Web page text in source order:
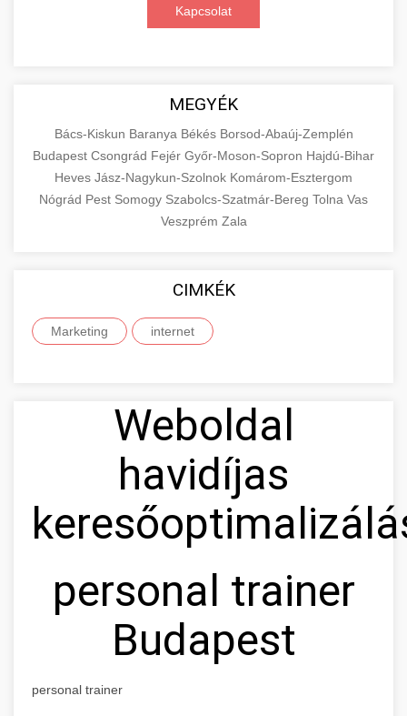
Kapcsolat
MEGYÉK
Bács-Kiskun Baranya Békés Borsod-Abaúj-Zemplén
Budapest Csongrád Fejér Győr-Moson-Sopron Hajdú-Bihar
Heves Jász-Nagykun-Szolnok Komárom-Esztergom
Nógrád Pest Somogy Szabolcs-Szatmár-Bereg Tolna Vas
Veszprém Zala
CIMKÉK
Marketing internet
Weboldal
havidíjas
personal trainer
Budapest
personal trainer